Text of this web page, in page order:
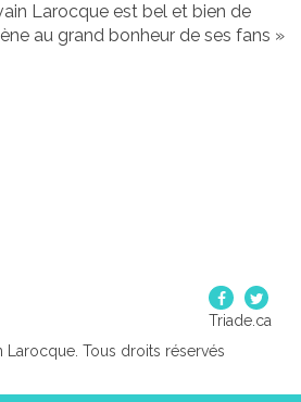
Larocque est bel et bien de
au grand bonheur de ses fans »
Tous droits réservés
Triade.ca